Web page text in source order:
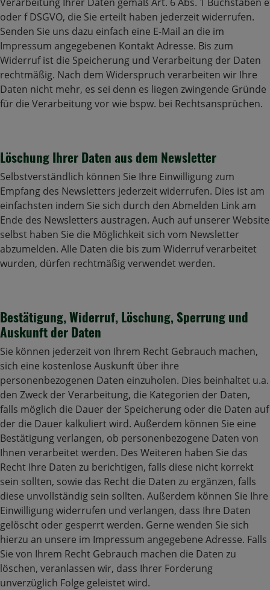
oder f DSGVO, die Sie erteilt haben jederzeit widerrufen.
Senden Sie uns dazu einfach eine E-Mail an die im
Impressum angegebenen Kontakt Adresse. Bis zum
Widerruf ist die Speicherung und Verarbeitung der Daten
rechtmäßig. Nach dem Widerspruch verarbeiten wir Ihre
Daten nicht mehr, es sei denn es liegen zwingende Gründe
für die Verarbeitung vor wie bspw. bei Rechtsansprüchen.
Löschung Ihrer Daten aus dem Newsletter
Selbstverständlich können Sie Ihre Einwilligung zum
Empfang des Newsletters jederzeit widerrufen. Dies ist am
einfachsten indem Sie sich durch den Abmelden Link am
Ende des Newsletters austragen. Auch auf unserer Website
selbst haben Sie die Möglichkeit sich vom Newsletter
abzumelden. Alle Daten die bis zum Widerruf verarbeitet
wurden, dürfen rechtmäßig verwendet werden.
Bestätigung, Widerruf, Löschung, Sperrung und
Auskunft der Daten
Sie können jederzeit von Ihrem Recht Gebrauch machen,
sich eine kostenlose Auskunft über ihre
personenbezogenen Daten einzuholen. Dies beinhaltet u.a.
den Zweck der Verarbeitung, die Kategorien der Daten,
falls möglich die Dauer der Speicherung oder die Daten auf
der die Dauer kalkuliert wird. Außerdem können Sie eine
Bestätigung verlangen, ob personenbezogene Daten von
Ihnen verarbeitet werden. Des Weiteren haben Sie das
Recht Ihre Daten zu berichtigen, falls diese nicht korrekt
sein sollten, sowie das Recht die Daten zu ergänzen, falls
diese unvollständig sein sollten. Außerdem können Sie Ihre
Einwilligung widerrufen und verlangen, dass Ihre Daten
gelöscht oder gesperrt werden. Gerne wenden Sie sich
hierzu an unsere im Impressum angegebene Adresse. Falls
Sie von Ihrem Recht Gebrauch machen die Daten zu
löschen, veranlassen wir, dass Ihrer Forderung
unverzüglich Folge geleistet wird.